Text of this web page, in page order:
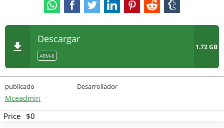
Descargar
ARM-8
1.72 GB
publicado
Mceadmin
Desarrollador
Price $0